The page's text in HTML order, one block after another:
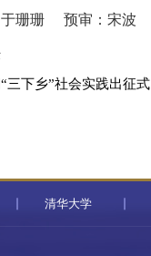
珊珊 预审：宋波
三下乡”社会实践出征式
清华大学